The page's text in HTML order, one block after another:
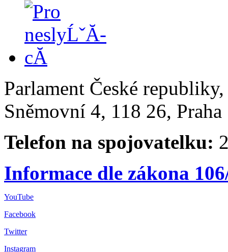
Parlament České
Sněmovní 4, 118 26,
Telefon na spojovatelku:
Informace dle zákona
YouTube
Facebook
Twitter
Instagram